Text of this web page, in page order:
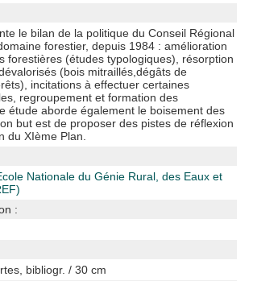
le bilan de la politique du Conseil Régional
forestier, depuis 1984 : amélioration
forestières (études typologiques), résorption
(bois mitraillés,dégâts de
incitations à effectuer certaines
regroupement et formation des
étude aborde également le boisement des
but est de proposer des pistes de réflexion
du XIème Plan.
Nationale du Génie Rural, des Eaux et
:
bibliogr. / 30 cm